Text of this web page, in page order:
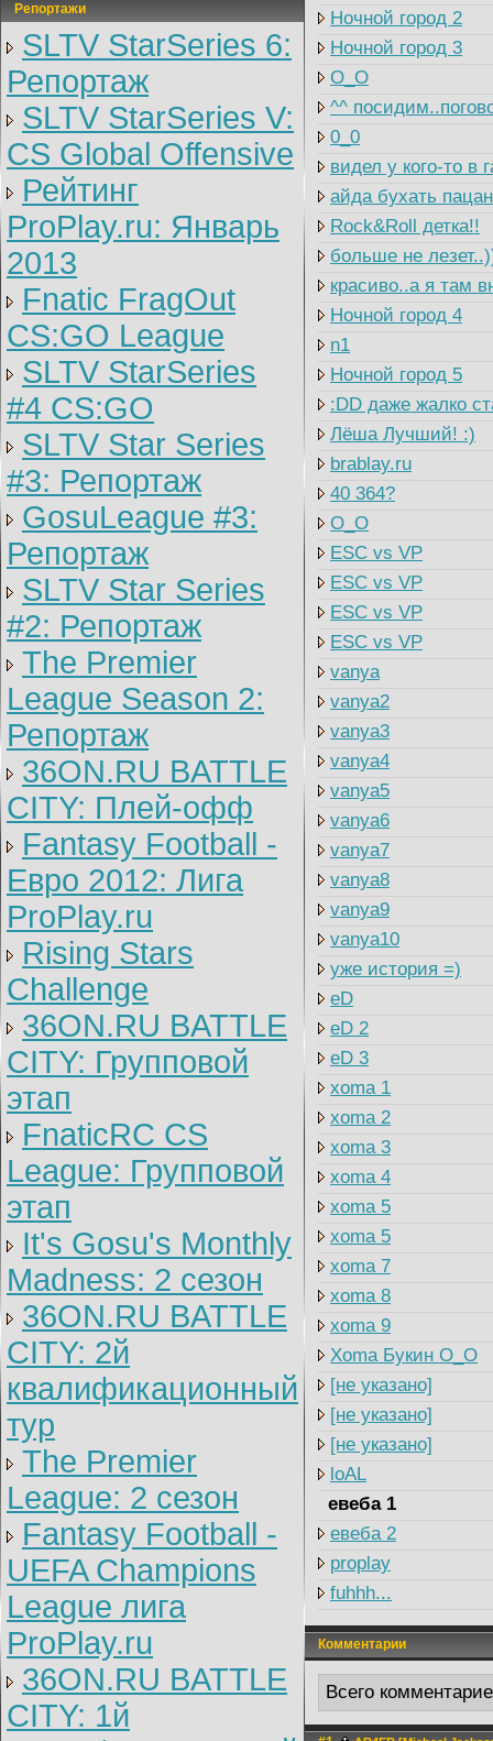
Репортажи
SLTV StarSeries 6:
Репортаж
SLTV StarSeries V:
CS Global Offensive
Рейтинг
ProPlay.ru: Январь
2013
Fnatic FragOut
CS:GO League
SLTV StarSeries
#4 CS:GO
SLTV Star Series
#3: Репортаж
GosuLeague #3:
Репортаж
SLTV Star Series
#2: Репортаж
The Premier
League Season 2:
Репортаж
36ON.RU BATTLE
CITY: Плей-офф
Fantasy Football -
Евро 2012: Лига
ProPlay.ru
Rising Stars
Challenge
36ON.RU BATTLE
CITY: Групповой
этап
FnaticRC CS
League: Групповой
этап
It's Gosu's Monthly
Madness: 2 сезон
36ON.RU BATTLE
CITY: 2й
квалификационный
тур
The Premier
League: 2 cезон
Fantasy Football -
UEFA Champions
League лига
ProPlay.ru
36ON.RU BATTLE
CITY: 1й
Ночной город 2
Ночной город 3
O_O
^^
0_0
видел у кого-то в
айда бухать
Rock&Roll детка!!
больше не
красиво..а я там
Ночной город 4
n1
Ночной город 5
:DD даже жалко
Лёша Лучший! :)
brablay.ru
40 364?
O_O
ESC vs VP
ESC vs VP
ESC vs VP
ESC vs VP
vanya
vanya2
vanya3
vanya4
vanya5
vanya6
vanya7
vanya8
vanya9
vanya10
уже история =)
eD
eD 2
eD 3
xoma 1
xoma 2
xoma 3
xoma 4
xoma 5
xoma 5
xoma 7
xoma 8
xoma 9
Xoma Букин O_O
[не указано]
[не указано]
[не указано]
loAL
евеба 1
евеба 2
proplay
fuhhh...
Комментарии
Всего